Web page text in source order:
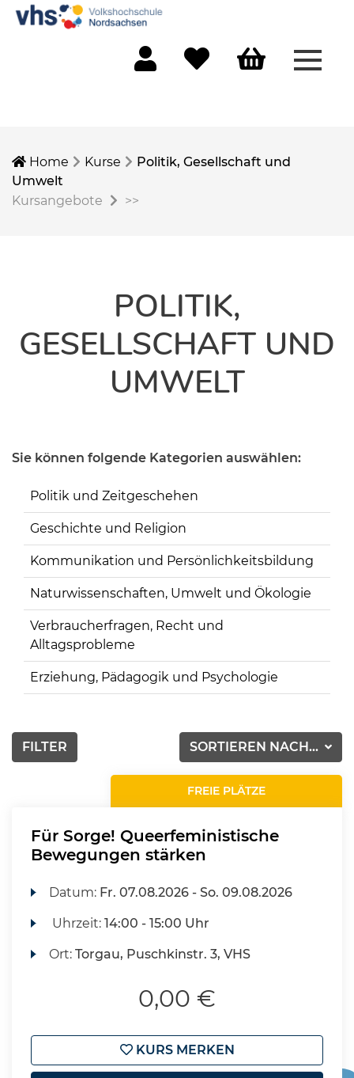
Home Kurse
Politik, Gesellschaft und
Umwelt
Kursangebote
>>
POLITIK,
GESELLSCHAFT UND
UMWELT
Sie können folgende Kategorien auswählen:
Politik und Zeitgeschehen
Geschichte und Religion
Kommunikation und Persönlichkeitsbildung
Naturwissenschaften, Umwelt und Ökologie
Verbraucherfragen, Recht und
Alltagsprobleme
Erziehung, Pädagogik und Psychologie
SORTIEREN NACH...
FILTER
FREIE PLÄTZE
Für Sorge! Queerfeministische
Bewegungen stärken
Datum: Fr. 07.08.2026 -So. 09.08.2026
Uhrzeit:14:00 - 15:00 Uhr
Ort:Torgau, Puschkinstr. 3, VHS
0,00 €
KURS MERKEN